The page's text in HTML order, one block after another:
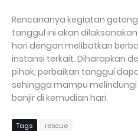
Rencananya kegiatan
tanggul ini akan
hari dengan melibatkan
instansi terkait. Diharapkan
pihak, perbaikan tanggul
sehingga mampu
banjir di kemudian hari.
Tags rescue